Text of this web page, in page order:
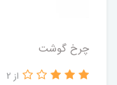
چرخ گوشت
از 2